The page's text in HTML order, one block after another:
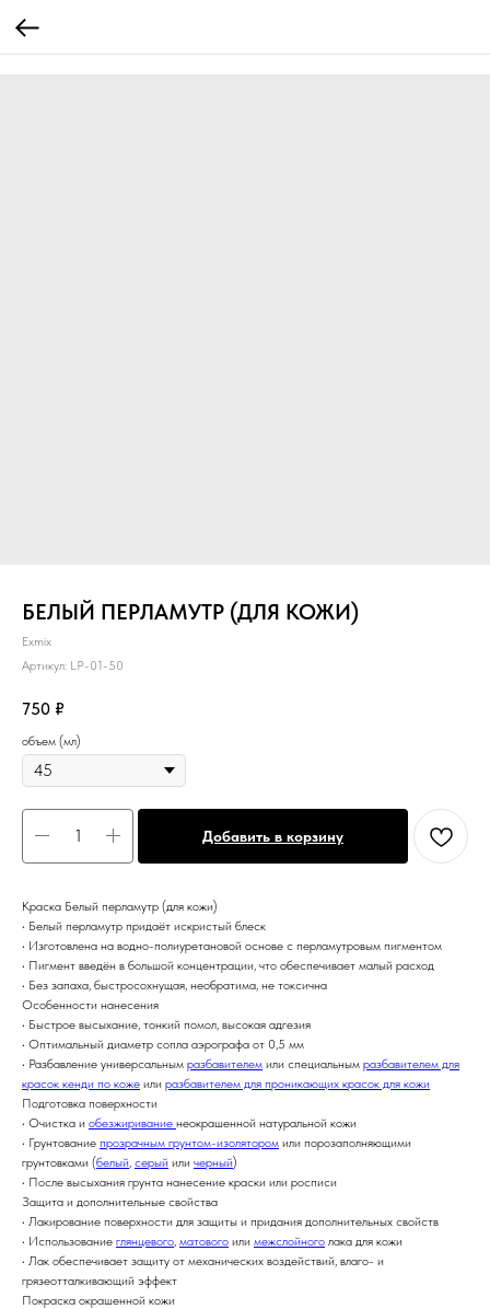
БЕЛЫЙ ПЕРЛАМУТР (ДЛЯ КОЖИ)
Exmix
Артикул: LP-01-50
750 ₽
объем (мл)
Добавить в корзину
Краска Белый перламутр (для кожи)
• Белый перламутр придаёт искристый блеск
• Изготовлена на водно-полиуретановой основе с перламутровым пигментом
• Пигмент введён в большой концентрации, что обеспечивает малый расход
• Без запаха, быстросохнущая, необратима, не токсична
Особенности нанесения
• Быстрое высыхание, тонкий помол, высокая адгезия
• Оптимальный диаметр сопла аэрографа от 0,5 мм
• Разбавление универсальным разбавителем или специальным разбавителем для
красок кенди по коже или разбавителем для проникающих красок для кожи
Подготовка поверхности
• Очистка и обезжиривание неокрашенной натуральной кожи
• Грунтование прозрачным грунтом-изолятором или порозаполняющими
грунтовками (белый, серый или черный)
• После высыхания грунта нанесение краски или росписи
Защита и дополнительные свойства
• Лакирование поверхности для защиты и придания дополнительных свойств
• Использование глянцевого, матового или межслойного лака для кожи
• Лак обеспечивает защиту от механических воздействий, влаго- и
грязеотталкивающий эффект
Покраска окрашенной кожи